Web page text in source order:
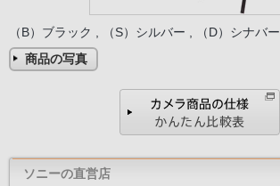
（B）ブラック , （S）シルバー , （D）シナバー
商品の写真
ソニーの直営店